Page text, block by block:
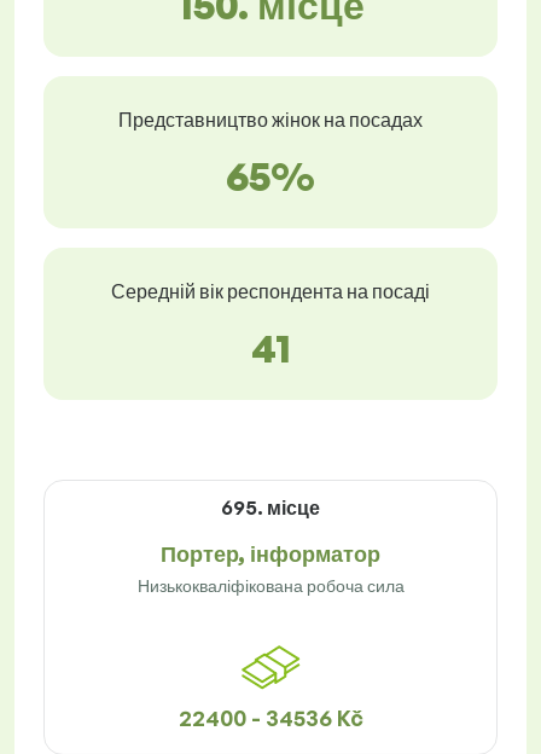
Представництво жінок на посадах
65%
Середній вік респондента на посаді
41
695. місце
Портер, інформатор
Низькокваліфікована робоча сила
22400 - 34536 Kč